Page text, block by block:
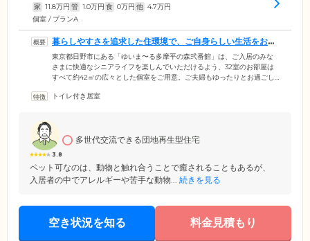
家 11.8万円 管 1.0万円 食 0万円 他 4.7万円
個室 / プランA
暮らしやすさを追求した住環境で、ご自身らしい生活をお楽
しみください
東京都日野市にある「ゆいま〜る多摩平の森弐番館」は、ご入居のみな
さまに快適なシニアライフを楽しんでいただけるよう、32室のお部屋は
すべて約42㎡の広々とした個室をご用意。ご夫婦もゆったりとお過ごし
お部屋をお選びください。生活の中でお困りのことなどございました
ビニ、飲食店、スポーツジムなどが集まっており、暮らしやすい環境で
す。
トイレ付き居室
3.8
多世代交流できる団地再生型住宅
ペット可なのは、動物と触れ合うことで癒されることもあるが、
入居者の中でアレルギーや苦手な動物... 続きを見る
空き状況を知る 料金見積もり